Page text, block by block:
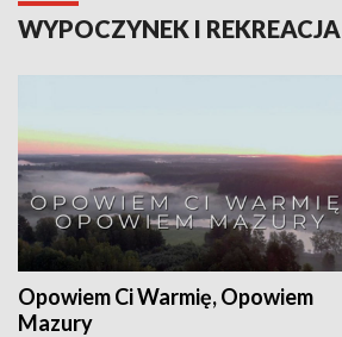
WYPOCZYNEK I REKREACJA
Opowiem Ci Warmię, Opowiem
Mazury